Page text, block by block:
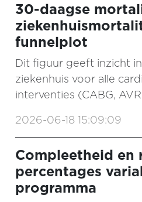
30-daagse
funnelplot
Dit figuur geeft inzicht
ziekenhuis voor alle
interventies (CABG,
2026-06-18 15:09:09
Compleetheid en
percentages
programma